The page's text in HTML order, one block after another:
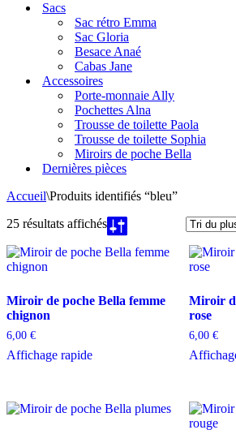
navigation
Sacs
Sac rétro Emma
Sac Gloria
Besace Anaé
Cabas Jane
Accessoires
Porte-monnaie Ally
Pochettes Alna
Trousse de toilette Paola
Trousse de toilette Sophia
Miroirs de poche Bella
Dernières pièces
Accueil\Produits identifiés “bleu”
25 résultats affichésTrié
du
plus
plus
Miroir de poche Bella femme
chignon
6,00 €
Affichage rapide
Miroir
rose
6,00 €